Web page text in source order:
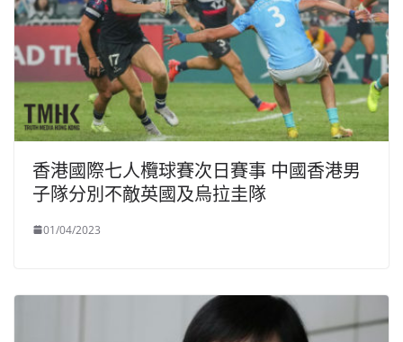
香港國際七人欖球賽次日賽事 中國香港男
子隊分別不敵英國及烏拉圭隊
01/04/2023